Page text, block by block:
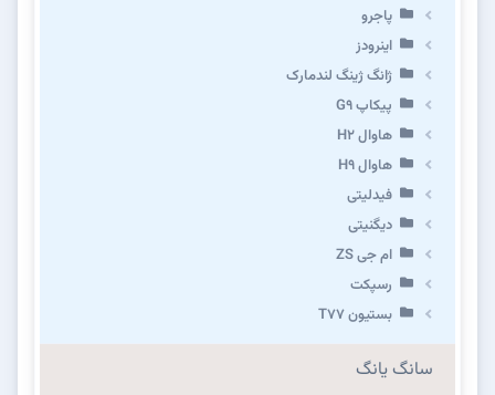
پاجرو
اینرودز
ژانگ ژینگ لندمارک
پیکاپ G۹
هاوال H۲
هاوال H۹
فیدلیتی
دیگنیتی
ام جی ZS
رسپکت
بستیون T۷۷
سانگ یانگ